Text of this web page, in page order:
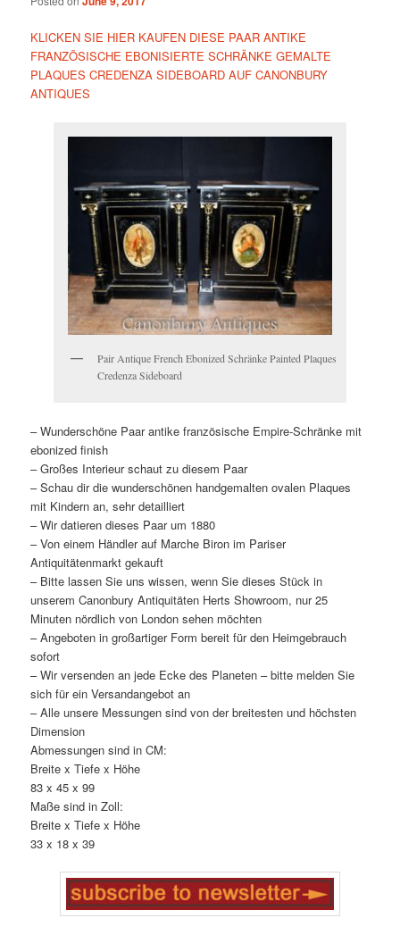
KLICKEN SIE HIER KAUFEN DIESE PAAR ANTIKE
FRANZÖSISCHE EBONISIERTE SCHRÄNKE GEMALTE
PLAQUES CREDENZA SIDEBOARD AUF CANONBURY
ANTIQUES
Pair Antique French Ebonized Schränke Painted Plaques
Credenza Sideboard
– Wunderschöne Paar antike französische Empire-Schränke mit
ebonized finish
– Großes Interieur schaut zu diesem Paar
– Schau dir die wunderschönen handgemalten ovalen Plaques
mit Kindern an, sehr detailliert
– Wir datieren dieses Paar um 1880
– Von einem Händler auf Marche Biron im Pariser
Antiquitätenmarkt gekauft
– Bitte lassen Sie uns wissen, wenn Sie dieses Stück in
unserem Canonbury Antiquitäten Herts Showroom, nur 25
Minuten nördlich von London sehen möchten
– Angeboten in großartiger Form bereit für den Heimgebrauch
sofort
– Wir versenden an jede Ecke des Planeten – bitte melden Sie
sich für ein Versandangebot an
– Alle unsere Messungen sind von der breitesten und höchsten
Dimension
Abmessungen sind in CM:
Breite x Tiefe x Höhe
83 x 45 x 99
Maße sind in Zoll:
Breite x Tiefe x Höhe
33 x 18 x 39